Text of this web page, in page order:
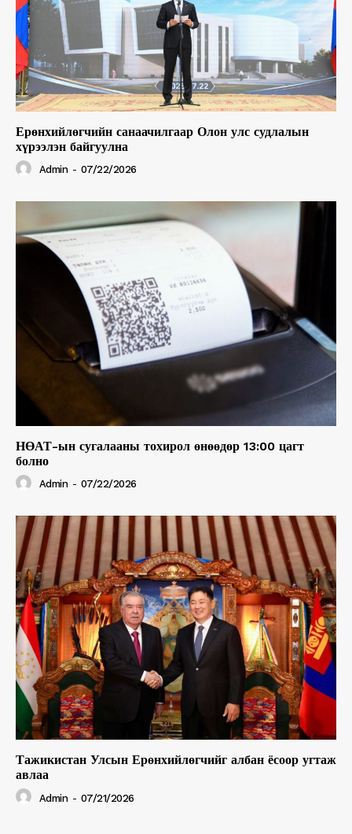
Ерөнхийлөгчийн санаачилгаар Олон улс судлалын
хүрээлэн байгуулна
Admin - 07/22/2026
НӨАТ-ын сугалааны тохирол өнөөдөр 13:00 цагт
болно
Admin - 07/22/2026
Тажикистан Улсын Ерөнхийлөгчийг албан ёсоор угтаж
авлаа
Admin - 07/21/2026